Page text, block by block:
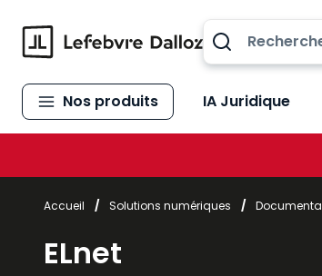
Nos produits IA Juridique
Accueil / Solutions numériques /
ELnet